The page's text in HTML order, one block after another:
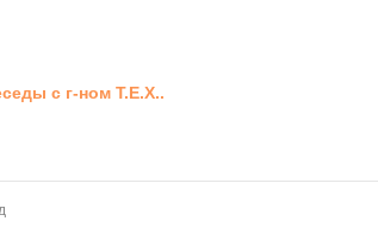
с г-ном Т.Е.Х..